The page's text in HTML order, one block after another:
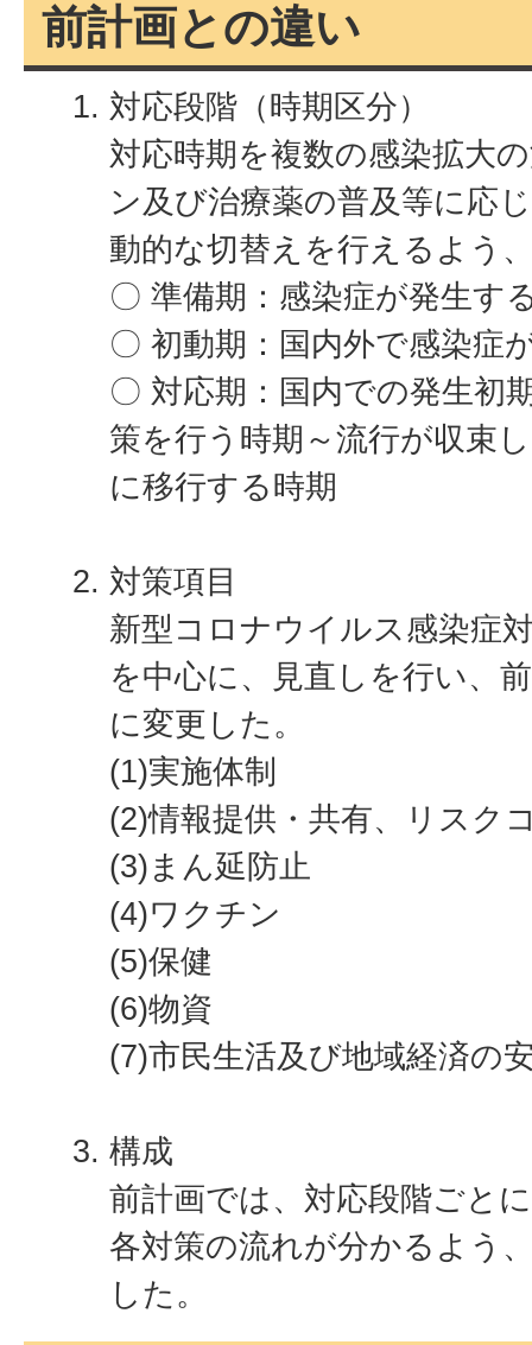
前計画との違い
対応段階（時期区分）
対応時期を複数の感染拡大
ン及び治療薬の普及等に応
動的な切替えを行えるよう
〇 準備期：感染症が発生す
〇 初動期：国内外で感染症
〇 対応期：国内での発生初
策を行う時期～流行が収束
に移行する時期
対策項目
新型コロナウイルス感染症
を中心に、見直しを行い、
に変更した。
(1)実施体制
(2)情報提供・共有、リスク
(3)まん延防止
(4)ワクチン
(5)保健
(6)物資
(7)市民生活及び地域経済の
構成
前計画では、対応段階ごと
各対策の流れが分かるよう
した。